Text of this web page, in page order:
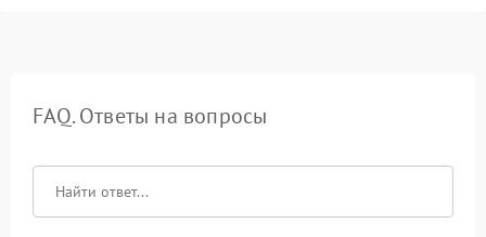
FAQ. Ответы на вопросы